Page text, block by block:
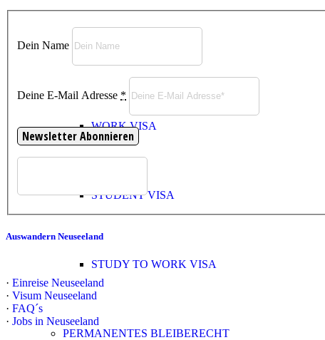
WORK VISA
STUDENT VISA
STUDY TO WORK VISA
PERMANENTES BLEIBERECHT
Dein Name
Deine E-Mail Adresse *
Auswandern Neuseeland
· Einreise Neuseeland
· Visum Neuseeland
· FAQ´s
· Jobs in Neuseeland